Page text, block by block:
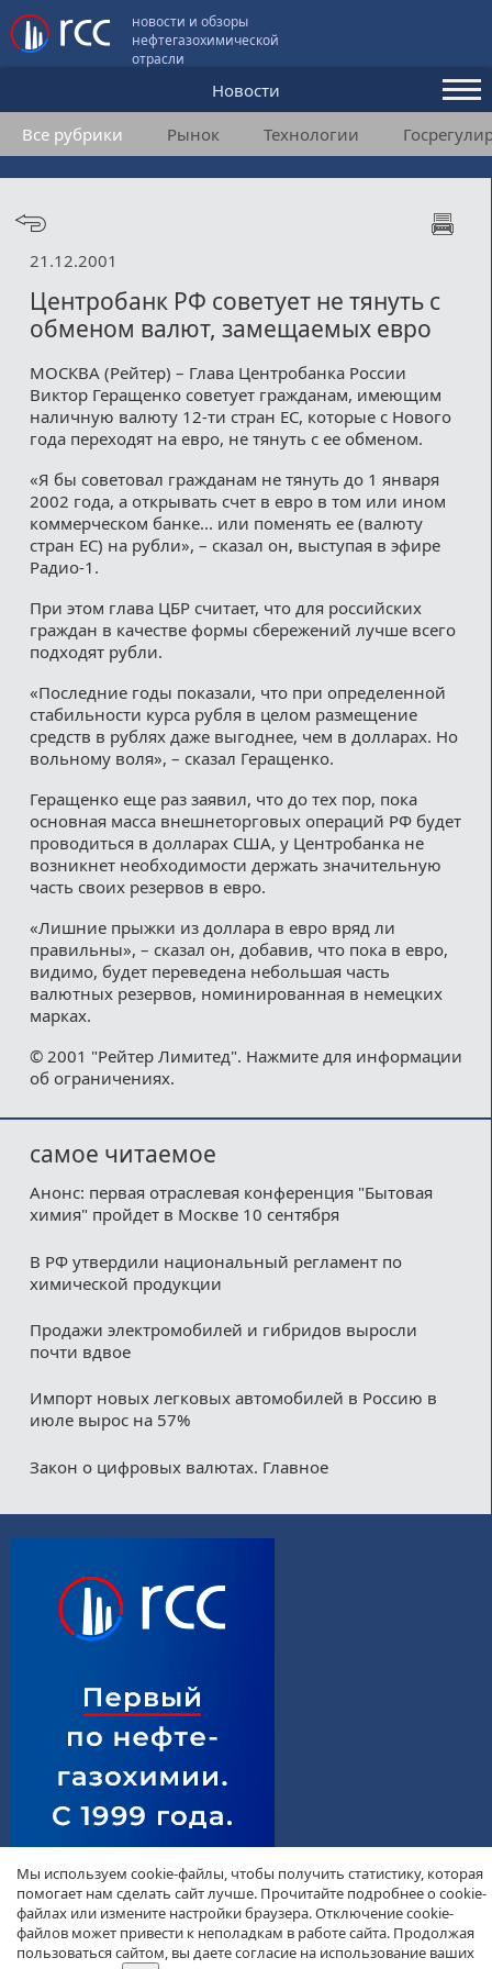
новости и обзоры
нефтегазохимической
отрасли
Новости
Аналитика и мнения
Конференции
Медиакит
Контакты
Все рубрики Рынок Технологии
21.12.2001
Центробанк РФ советует не тянуть с
обменом валют, замещаемых евро
МОСКВА (Рейтер) – Глава Центробанка России
Виктор Геращенко советует гражданам, имеющим
наличную валюту 12-ти стран ЕС, которые с Нового
года переходят на евро, не тянуть с ее обменом.
«Я бы советовал гражданам не тянуть до 1 января
2002 года, а открывать счет в евро в том или ином
коммерческом банке... или поменять ее (валюту
стран ЕС) на рубли», – сказал он, выступая в эфире
Радио-1.
При этом глава ЦБР считает, что для российских
граждан в качестве формы сбережений лучше всего
подходят рубли.
«Последние годы показали, что при определенной
стабильности курса рубля в целом размещение
средств в рублях даже выгоднее, чем в долларах. Но
вольному воля», – сказал Геращенко.
Геращенко еще раз заявил, что до тех пор, пока
основная масса внешнеторговых операций РФ будет
проводиться в долларах США, у Центробанка не
возникнет необходимости держать значительную
часть своих резервов в евро.
«Лишние прыжки из доллара в евро вряд ли
правильны», – сказал он, добавив, что пока в евро,
видимо, будет переведена небольшая часть
валютных резервов, номинированная в немецких
марках.
© 2001 "Рейтер Лимитед". Нажмите для информации
об ограничениях.
самое читаемое
Анонс: первая отраслевая конференция "Бытовая
химия" пройдет в Москве 10 сентября
В РФ утвердили национальный регламент по
химической продукции
Продажи электромобилей и гибридов выросли
почти вдвое
Импорт новых легковых автомобилей в Россию в
июле вырос на 57%
Закон о цифровых валютах. Главное
Мы используем cookie-файлы, чтобы получить статистику, которая
помогает нам сделать сайт лучше. Прочитайте подробнее о cookie-
файлах или измените настройки браузера. Отключение cookie-
файлов может привести к неполадкам в работе сайта. Продолжая
пользоваться сайтом, вы даете согласие на использование ваших